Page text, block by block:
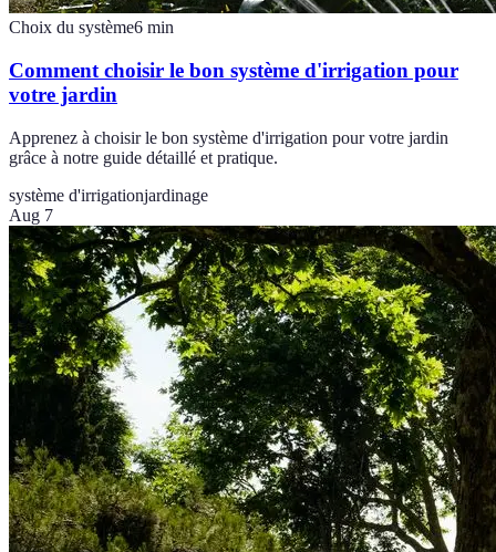
Choix du système6 min
Comment choisir le bon système d'irrigation pour
votre jardin
Apprenez à choisir le bon système d'irrigation pour votre jardin
grâce à notre guide détaillé et pratique.
système d'irrigationjardinage
Aug 7